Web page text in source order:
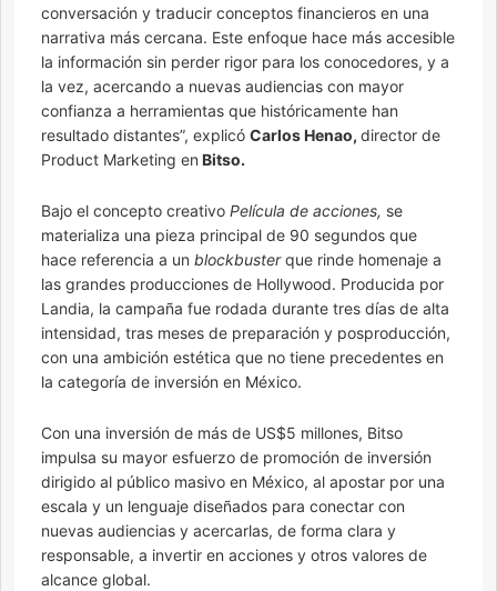
conversación y traducir conceptos financieros en una
narrativa más cercana. Este enfoque hace más accesible
la información sin perder rigor para los conocedores, y a
la vez, acercando a nuevas audiencias con mayor
confianza a herramientas que históricamente han
resultado distantes”, explicó Carlos Henao, director de
Product Marketing en Bitso.
Bajo el concepto creativo Película de acciones, se
materializa una pieza principal de 90 segundos que
hace referencia a un blockbusterque rinde homenaje a
las grandes producciones de Hollywood. Producida por
Landia, la campaña fue rodada durante tres días de alta
intensidad, tras meses de preparación y posproducción,
con una ambición estética que no tiene precedentes en
la categoría de inversión en México.
Con una inversión de más de US$5 millones, Bitso
impulsa su mayor esfuerzo de promoción de inversión
dirigido al público masivo en México, al apostar por una
escala y un lenguaje diseñados para conectar con
nuevas audiencias y acercarlas, de forma clara y
responsable, a invertir en acciones y otros valores de
alcance global.